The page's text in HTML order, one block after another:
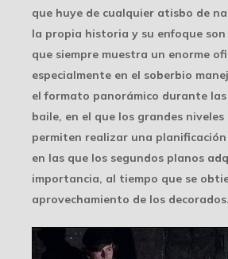
que huye de cualquier atisbo de
la propia historia y su enfoque
que siempre muestra un enorme
especialmente en el soberbio
el formato panorámico durante las
baile, en el que los grandes
permiten realizar una
en las que los segundos planos
importancia, al tiempo que se
aprovechamiento de los decorados.